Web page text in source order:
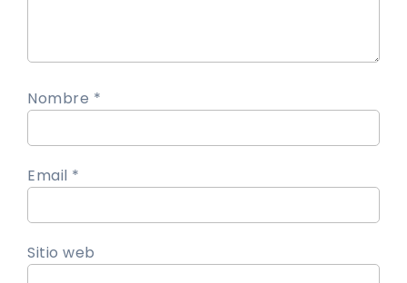
Nombre *
Email *
Sitio web